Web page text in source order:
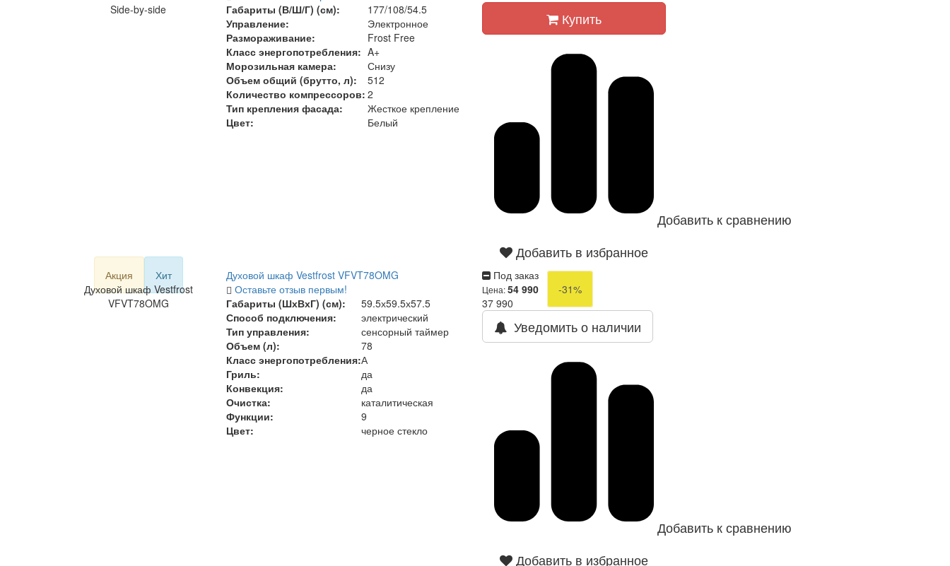
Side-by-side
Габариты (В/Ш/Г) (см):
177/108/54.5
Управление:
Электронное
Размораживание:
Frost Free
Класс энергопотребления: A+
Морозильная камера:
Снизу
Объем общий (брутто, л):
512
Количество компрессоров: 2
Тип крепления фасада:
Жесткое крепление
Цвет:
Белый
Купить
Добавить к сравнению
Добавить в избранное
Акция
Хит
Духовой шкаф Vestfrost
VFVT78OMG
Духовой шкаф Vestfrost VFVT78OMG
Оставьте отзыв первым!
Габариты (ШхВхГ) (см):
59.5х59.5х57.5
Способ подключения:
электрический
Тип управления:
сенсорный таймер
Объем (л):
78
Класс энергопотребления:А
Гриль:
да
Конвекция:
да
Очистка:
каталитическая
Функции:
9
Цвет:
черное стекло
Под заказ
Цена:54 990
-31%
37 990
Уведомить о наличии
Добавить к сравнению
Добавить в избранное